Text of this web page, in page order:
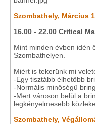
Szombathely, Március
16.00 - 22.00 Critical
Mint minden évben idén
Szombathelyen.
Miért is tekerünk mi
-Egy tisztább élhetőbb
-Normális minőségű
-Mert városon belül a
legkényelmesebb
Szombathely,